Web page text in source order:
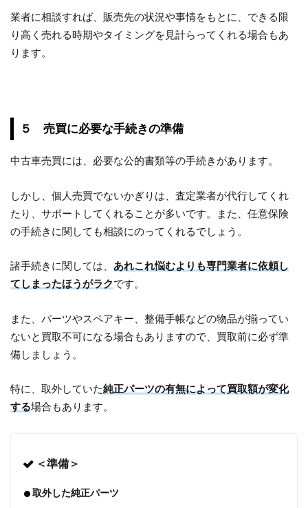
業者に相談すれば、販売先の状況や事情をもとに、できる限
り高く売れる時期やタイミングを見計らってくれる場合もあ
ります。
５ 売買に必要な手続きの準備
中古車売買には、必要な公的書類等の手続きがあります。
しかし、個人売買でないかぎりは、査定業者が代行してくれ
たり、サポートしてくれることが多いです。また、任意保険
の手続きに関しても相談にのってくれるでしょう。
諸手続きに関しては、 あれこれ悩むよりも専門業者に依頼し
てしまったほうがラクです。
また、パーツやスペアキー、整備手帳などの物品が揃ってい
ないと買取不可になる場合もありますので、買取前に必ず準
備しましょう。
特に、取外していた純正パーツの有無によって買取額が変化
する場合もあります。
＜準備＞
取外した純正パーツ